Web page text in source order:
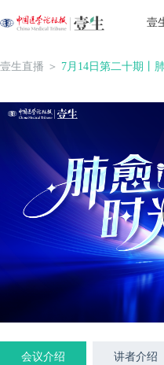
壹
壹生直播 ＞ 7月14日第二十期丨
会议介绍 讲者介绍